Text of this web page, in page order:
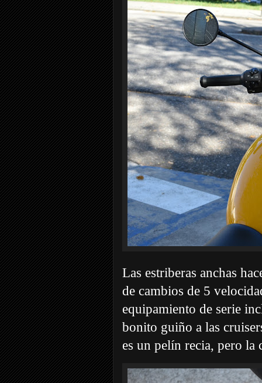
Las estriberas anchas
de cambios de 5
equipamiento de serie
bonito guiño a las
es un pelín recia, pero